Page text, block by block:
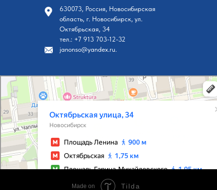
Новосибирск
Октябрьская улица, 34 на карте Новосибирска, ближайшее метро Площадь Ленина —
janonso@yandex.ru.
630073, Россия, Новосибирская
область, г. Новосибирск, ул.
Октябрьская, 34
тел.: +7 913 703-12-32
Made on Tilda